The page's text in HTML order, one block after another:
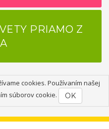
PRIAMO Z
cookies. Používaním našej
súborov cookie.
OK